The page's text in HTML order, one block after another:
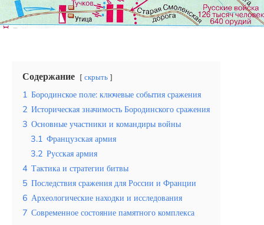
Эквадор
Алтай
Кавказские Минеральные Воды
Калининград
Крым
Сочи
Египет
Содержание скрыть
1 Бородинское поле: ключевые события сражения
2 Историческая значимость Бородинского сражения
3 Основные участники и командиры войны
3.1 Французская армия
3.2 Русская армия
4 Тактика и стратегии битвы
5 Последствия сражения для России и Франции
6 Археологические находки и исследования
7 Современное состояние памятного комплекса